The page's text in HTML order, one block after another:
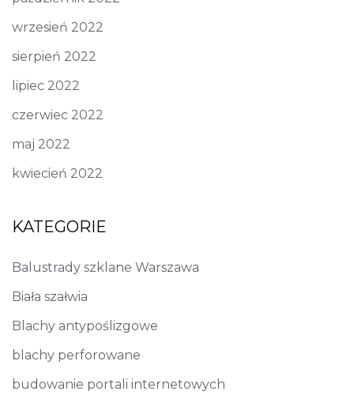
wrzesień 2022
sierpień 2022
lipiec 2022
czerwiec 2022
maj 2022
kwiecień 2022
KATEGORIE
Balustrady szklane Warszawa
Biała szałwia
Blachy antypoślizgowe
blachy perforowane
budowanie portali internetowych